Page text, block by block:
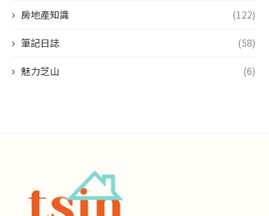
房地產知識
(122)
筆記日誌
(58)
魅力芝山
(6)